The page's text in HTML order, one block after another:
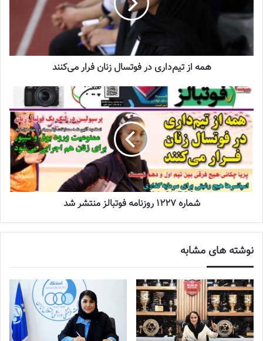
دعوت آزمون از 30 بازیکن به اردوی تیم ملی
آینده درخشانی در انتظار فوتبال بانوان است
۲- موارد مربوط به اخراج پزشک تیم:
مطابق با قوانین بین المللی و نظر به اهمیت حضور پزشک دوره دیده در
مدیریت اورژانس‌های فوتبال در طول مدت بازی و بحث دریافت کارت
قرمز، اگر شخص اخراج شده پزشک تیم (و نه فیزیوتراپیست یا اعضای
دیگر کادر پزشکی) باشد این فرد می‌تواند تا پایان مسابقه در کنار ناظر
بازی یا محل مشخصی با نظر ناظر بازی در کنار زمین حضور داشته باشد،
بدون اینکه این مسئله به تصمیمی که ممکن است کمیته انضباطی پس
از مسابقه در خصوص تخلف صورت گرفته اتخاذ کند خدشه‌ای وارد
۳- مصوبه بازی رو در رو با اصلاحات: (ماده ۱۶)
روش تعیین تیم‌های سقوط و صعود کننده هم امتیاز درپایان رقابت‌های
همه از تیم‌داری در فوتسال زنان فرار می‌کنند
شماره 1227 روزنامه فوتبالز منتشر شد
نوشته های مشابه